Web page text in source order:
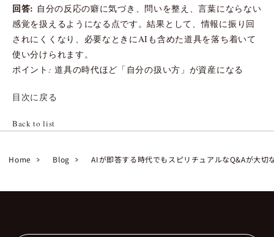
回答: 自分の反応の癖に気づき、問いを整え、言葉にならない
感覚を扱えるようになる点です。結果として、情報に振り回
されにくくなり、必要なときにAIも含めた道具を落ち着いて
使い分けられます。
ポイント: 道具の時代ほど「自分の扱い方」が資産になる
目次に戻る
Back to list
Home Blog AIが即答する時代でもスピリチュアルなQ&Aが大切